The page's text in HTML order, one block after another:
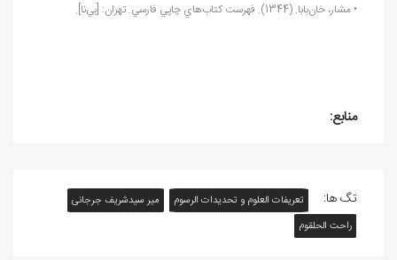
• مشار، خانبابا. (1344). فهرست كتاب هاي چاپي فارسي. تهران: [بينا].
منابع:
تگ ها: تعريفات العلوم و تحديدات الرسوم
میر سیدشریف جرجانی
راحت الحلقوم